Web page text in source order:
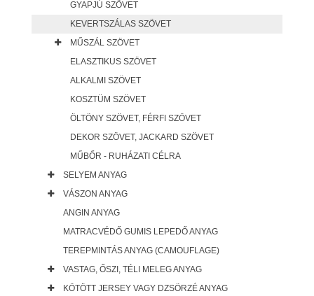
GYAPJÚ SZÖVET
KEVERTSZÁLAS SZÖVET
MŰSZÁL SZÖVET
ELASZTIKUS SZÖVET
ALKALMI SZÖVET
KOSZTÜM SZÖVET
ÖLTÖNY SZÖVET, FÉRFI SZÖVET
DEKOR SZÖVET, JACKARD SZÖVET
MŰBŐR - RUHÁZATI CÉLRA
SELYEM ANYAG
VÁSZON ANYAG
ANGIN ANYAG
MATRACVÉDŐ GUMIS LEPEDŐ ANYAG
TEREPMINTÁS ANYAG (CAMOUFLAGE)
VASTAG, ŐSZI, TÉLI MELEG ANYAG
KÖTÖTT JERSEY VAGY DZSÖRZÉ ANYAG